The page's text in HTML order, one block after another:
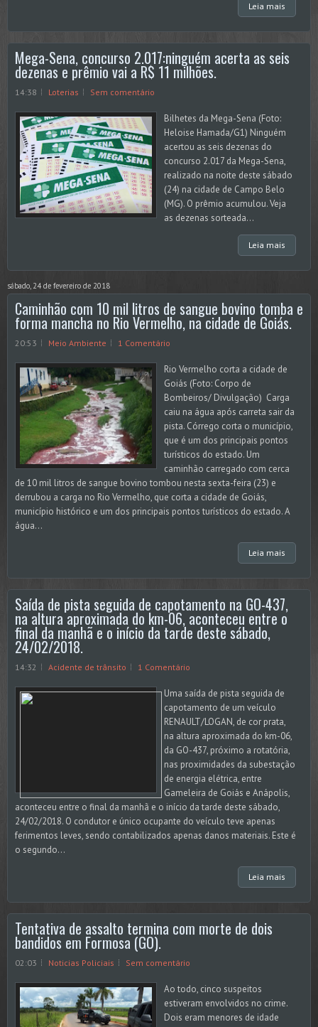
Leia mais
Mega-Sena, concurso 2.017:ninguém acerta as seis
dezenas e prêmio vai a R$ 11 milhões.
14:38 Loterias Sem comentário
Bilhetes da Mega-Sena (Foto:
Heloise Hamada/G1) Ninguém
acertou as seis dezenas do
concurso 2.017 da Mega-Sena,
realizado na noite deste sábado
(24) na cidade de Campo Belo
(MG). O prêmio acumulou. Veja
as dezenas sorteada...
Leia mais
sábado, 24 de fevereiro de 2018
Caminhão com 10 mil litros de sangue bovino tomba e
forma mancha no Rio Vermelho, na cidade de Goiás.
20:53 Meio Ambiente 1 Comentário
Rio Vermelho corta a cidade de
Goiás (Foto: Corpo de
Bombeiros/ Divulgação) Carga
caiu na água após carreta sair da
pista. Córrego corta o município,
que é um dos principais pontos
turísticos do estado. Um
caminhão carregado com cerca
de 10 mil litros de sangue bovino tombou nesta sexta-feira (23) e
derrubou a carga no Rio Vermelho, que corta a cidade de Goiás,
município histórico e um dos principais pontos turísticos do estado. A
água...
Leia mais
Saída de pista seguida de capotamento na GO-437,
na altura aproximada do km-06, aconteceu entre o
final da manhã e o início da tarde deste sábado,
24/02/2018.
14:32 Acidente de trânsito 1 Comentário
Uma saída de pista seguida de
capotamento de um veículo
RENAULT/LOGAN, de cor prata,
na altura aproximada do km-06,
da GO-437, próximo a rotatória,
nas proximidades da subestação
de energia elétrica, entre
Gameleira de Goiás e Anápolis,
aconteceu entre o final da manhã e o início da tarde deste sábado,
24/02/2018. O condutor e único ocupante do veículo teve apenas
ferimentos leves, sendo contabilizados apenas danos materiais. Este é
o segundo...
Leia mais
Tentativa de assalto termina com morte de dois
bandidos em Formosa (GO).
02:03 Noticias Policiais Sem comentário
Ao todo, cinco suspeitos
estiveram envolvidos no crime.
Dois eram menores de idade